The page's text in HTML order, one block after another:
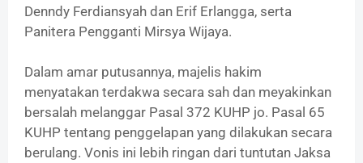
Denndy Ferdiansyah dan Erif Erlangga, serta
Panitera Pengganti Mirsya Wijaya.
‎Dalam amar putusannya, majelis hakim
menyatakan terdakwa secara sah dan meyakinkan
bersalah melanggar Pasal 372 KUHP jo. Pasal 65
KUHP tentang penggelapan yang dilakukan secara
berulang. Vonis ini lebih ringan dari tuntutan Jaksa